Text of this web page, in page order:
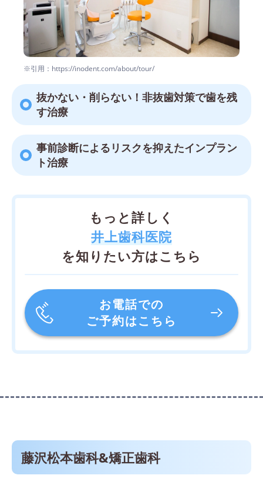
※引用：https://inodent.com/about/tour/
抜かない・削らない！非抜歯対策で歯を残
す治療
事前診断によるリスクを抑えたインプラン
ト治療
もっと詳しく
井上歯科医院
を知りたい方はこちら
お電話での
ご予約はこちら
藤沢松本歯科&矯正歯科